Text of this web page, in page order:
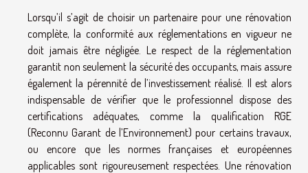
Lorsqu’il s’agit de choisir un partenaire pour une rénovation
complète, la conformité aux réglementations en vigueur ne
doit jamais être négligée. Le respect de la réglementation
garantit non seulement la sécurité des occupants, mais assure
également la pérennité de l’investissement réalisé. Il est alors
indispensable de vérifier que le professionnel dispose des
certifications adéquates, comme la qualification RGE
(Reconnu Garant de l’Environnement) pour certains travaux,
ou encore que les normes françaises et européennes
applicables sont rigoureusement respectées. Une rénovation